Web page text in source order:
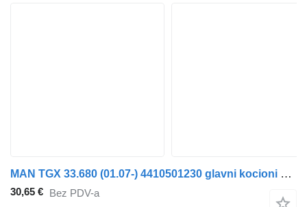
MAN TGX 33.680 (01.07-) 4410501230 glavni kocioni ventil za MAN TGL, TGM, TGS, TGX (2005-2021) tegljača
30,65 € Bez PDV-a